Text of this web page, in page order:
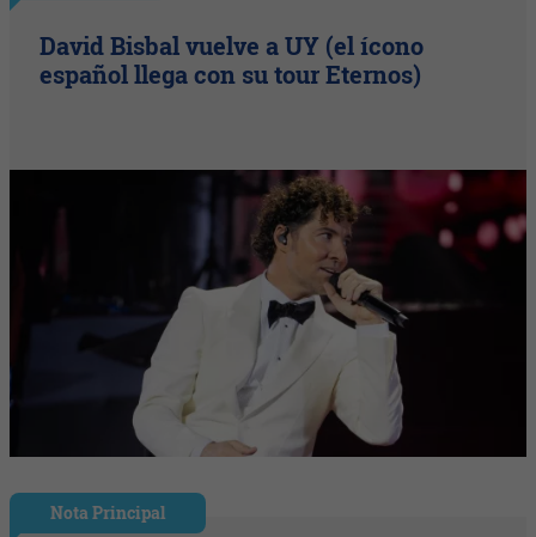
David Bisbal vuelve a UY (el ícono
español llega con su tour Eternos)
Nota Principal